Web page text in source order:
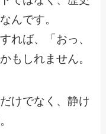
んです。
れば、「おっ、
もしれません。
けでなく、静け